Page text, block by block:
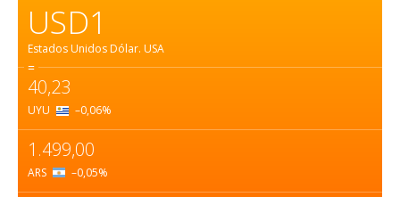
USD1
Estados Unidos Dólar. USA
=
40,23
UYU –0,06%
1.499,00
ARS –0,05%